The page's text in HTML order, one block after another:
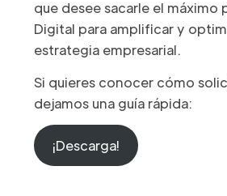
que desee sacarle el máximo
Digital para amplificar y
estrategia empresarial.
Si quieres conocer cómo
dejamos una guía rápida:
¡Descarga!